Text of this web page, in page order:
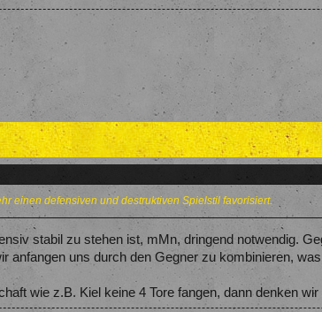
einen defensiven und destruktiven Spielstil favorisiert.
stabil zu stehen ist, mMn, dringend notwendig.
anfangen uns durch den Gegner zu kombinieren,
wie z.B. Kiel keine 4 Tore fangen, dann denken